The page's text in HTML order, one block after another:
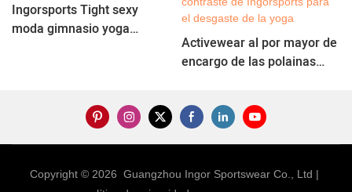
Ingorsports Tight sexy
moda gimnasio yoga
Activewear al por mayor de
encargo de las polainas
para el desgaste de la yoga
Copyright © 2026 Guangzhou Ingor Sportswear Co., Ltd |